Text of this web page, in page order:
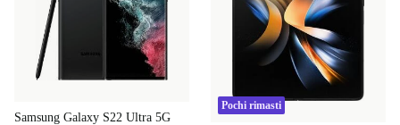
Samsung Galaxy S22 Ultra 5G
Pochi rimasti